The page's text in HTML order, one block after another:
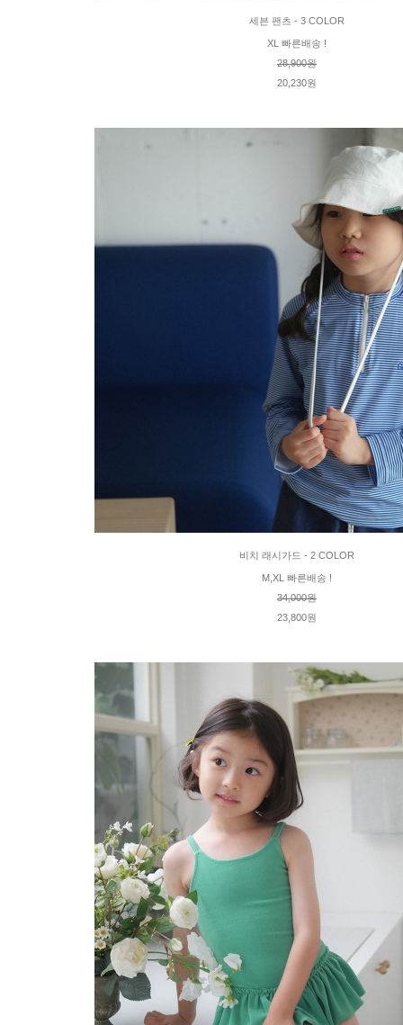
세븐 팬츠 - 3 COLOR
XL 빠른배송 !
28,900원
20,230원
비치 래시가드 - 2 COLOR
M,XL 빠른배송 !
34,000원
23,800원